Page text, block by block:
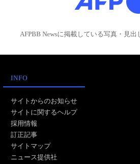
AFPBB Newsに掲載している写真・見
INFO
サイトからのお知らせ
サイトに関するヘルプ
採用情報
訂正記事
サイトマップ
ニュース提供社